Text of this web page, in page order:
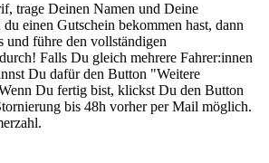
trage Deinen Namen und Deine
einen Gutschein bekommen hast, dann
und führe den vollständigen
Falls Du gleich mehrere Fahrer:innen
Du dafür den Button "Weitere
Du fertig bist, klickst Du den Button
bis 48h vorher per Mail möglich.